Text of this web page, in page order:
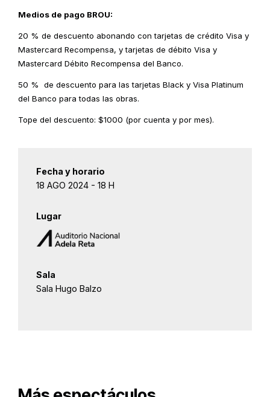
Medios de pago BROU:
20 % de descuento abonando con tarjetas de crédito Visa y
Mastercard Recompensa, y tarjetas de débito Visa y
Mastercard Débito Recompensa del Banco.
50 % de descuento para las tarjetas Black y Visa Platinum
del Banco para todas las obras.
Tope del descuento: $1000 (por cuenta y por mes).
Fecha y horario
18 AGO 2024 - 18 H
Lugar
Sala
Sala Hugo Balzo